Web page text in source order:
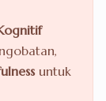
untuk